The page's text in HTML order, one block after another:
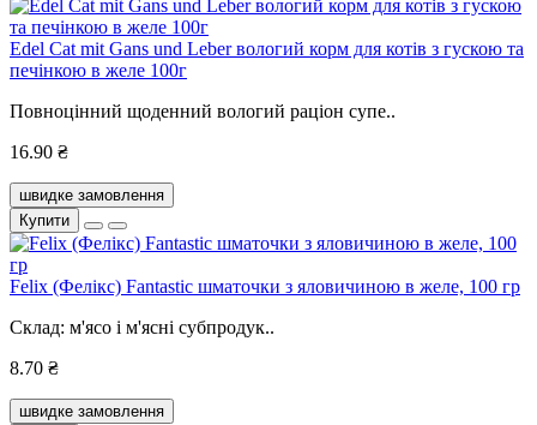
Edel Cat mit Gans und Leber вологий корм для котів з гускою та
печінкою в желе 100г
Повноцінний щоденний вологий раціон супе..
16.90 ₴
швидке замовлення
Купити
Felix (Фелікс) Fantastic шматочки з яловичиною в желе, 100 гр
Склад: м'ясо і м'ясні субпродук..
8.70 ₴
швидке замовлення